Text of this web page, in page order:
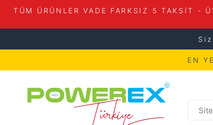
TÜM ÜRÜNLER VADE FARKSIZ 5 TAKSİT -
EN